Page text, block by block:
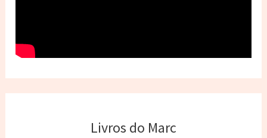
Livros do Marc